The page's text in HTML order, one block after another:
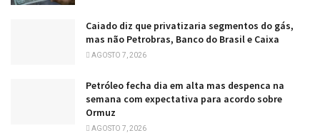
Caiado diz que privatizaria segmentos do gás,
mas não Petrobras, Banco do Brasil e Caixa
AGOSTO 7, 2026
Petróleo fecha dia em alta mas despenca na
semana com expectativa para acordo sobre
Ormuz
AGOSTO 7, 2026